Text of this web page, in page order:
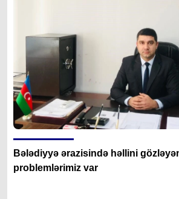
Bələdiyyə ərazisində həllini
problemlərimiz var